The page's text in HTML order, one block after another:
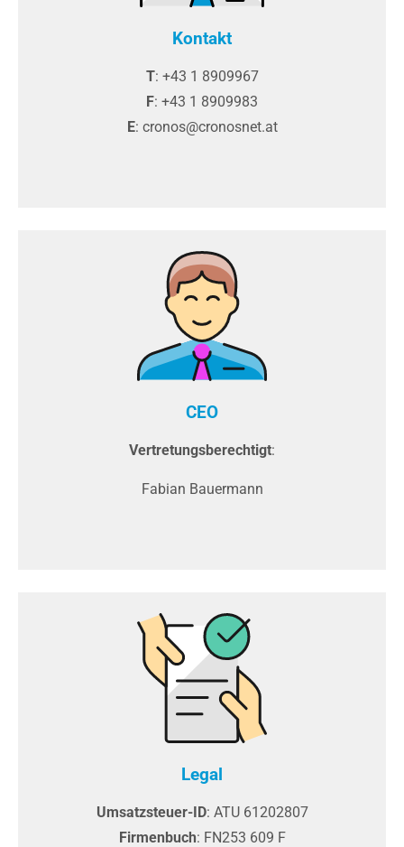
Kontakt
T: +43 1 8909967
F: +43 1 8909983
E: cronos@cronosnet.at
CEO
Vertretungsberechtigt:
Fabian Bauermann
Legal
Umsatzsteuer-ID: ATU 61202807
Firmenbuch: FN253 609 F